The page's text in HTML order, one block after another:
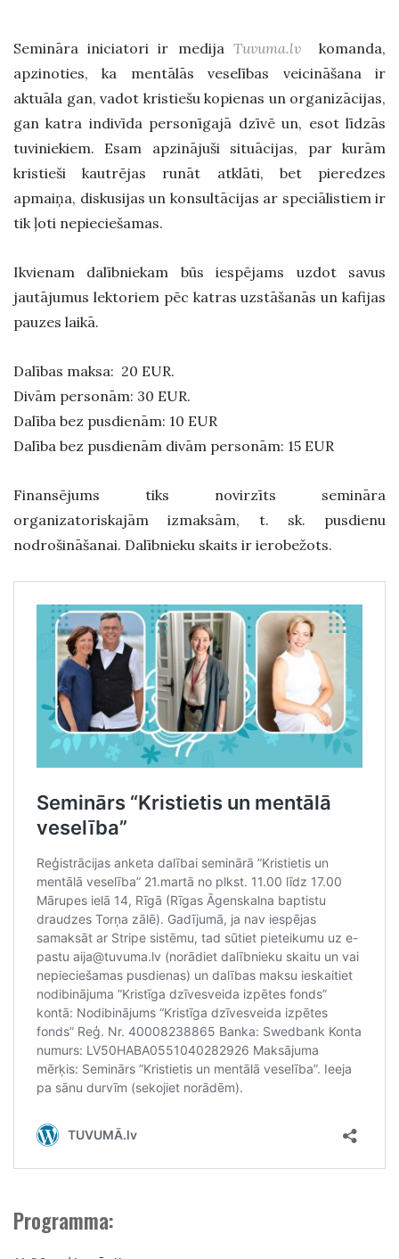
Semināra iniciatori ir medija Tuvuma.lvkomanda,
apzinoties, ka mentālās veselības veicināšana ir
aktuāla gan, vadot kristiešu kopienas un organizācijas,
gan katra indivīda personīgajā dzīvē un, esot līdzās
tuviniekiem. Esam apzinājuši situācijas, par kurām
kristieši kautrējas runāt atklāti, bet pieredzes
apmaiņa, diskusijas un konsultācijas ar speciālistiem ir
tik ļoti nepieciešamas.
Ikvienam dalībniekam būs iespējams uzdot savus
jautājumus lektoriem pēc katras uzstāšanās un kafijas
pauzes laikā.
Dalības maksa: 20 EUR.
Divām personām: 30 EUR.
Dalība bez pusdienām: 10 EUR
Dalība bez pusdienām divām personām: 15 EUR
Finansējums tiks novirzīts semināra
organizatoriskajām izmaksām, t. sk. pusdienu
nodrošināšanai. Dalībnieku skaits ir ierobežots.
Programma: